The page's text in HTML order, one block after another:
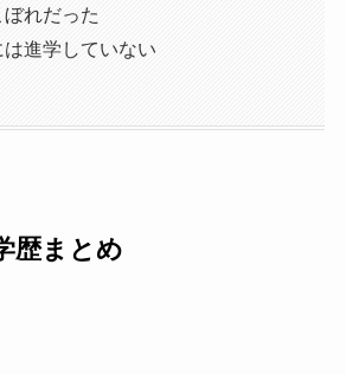
れだった
は進学していない
歴まとめ